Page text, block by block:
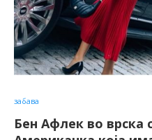
забава
Бен Афлек во врска